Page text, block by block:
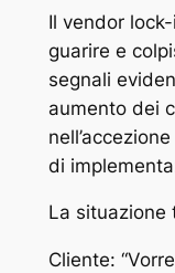
Il vendor
guarire e
segnali
aumento dei
di
La situazione
Cliente: